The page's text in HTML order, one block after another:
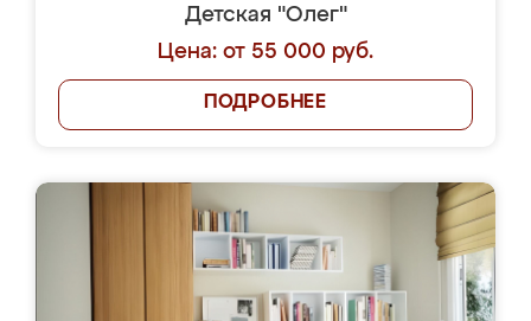
Детская "Олег"
Цена: от 55 000 руб.
ПОДРОБНЕЕ